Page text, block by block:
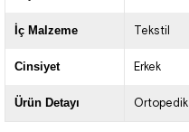
İç Malzeme Tekstil
Cinsiyet Erkek
Ürün Detayı Ortopedik